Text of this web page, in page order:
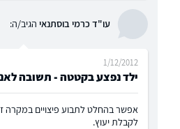
עו"ד כרמי בוסתנאי הגיב/ה:
ילד נפצע בקטטה - תשובה
1/12/2012
אפשר בהחלט לתבוע פיצויים במקרה
לקבלת יעוץ.